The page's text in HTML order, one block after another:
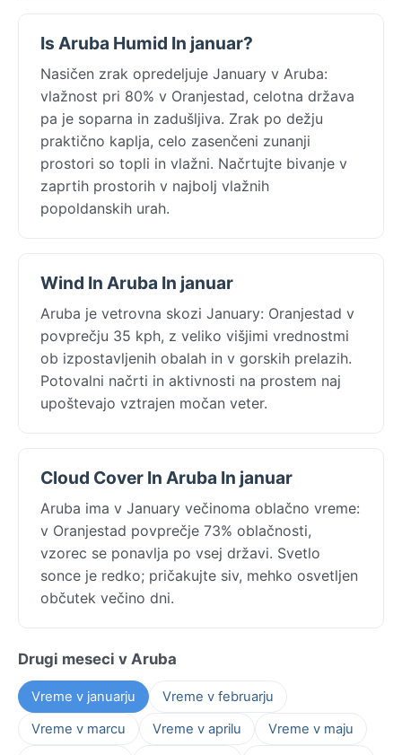
Is Aruba Humid In januar?
Nasičen zrak opredeljuje January v Aruba:
vlažnost pri 80% v Oranjestad, celotna država
pa je soparna in zadušljiva. Zrak po dežju
praktično kaplja, celo zasenčeni zunanji
prostori so topli in vlažni. Načrtujte bivanje v
zaprtih prostorih v najbolj vlažnih
popoldanskih urah.
Wind In Aruba In januar
Aruba je vetrovna skozi January: Oranjestad v
povprečju 35 kph, z veliko višjimi vrednostmi
ob izpostavljenih obalah in v gorskih prelazih.
Potovalni načrti in aktivnosti na prostem naj
upoštevajo vztrajen močan veter.
Cloud Cover In Aruba In januar
Aruba ima v January večinoma oblačno vreme:
v Oranjestad povprečje 73% oblačnosti,
vzorec se ponavlja po vsej državi. Svetlo
sonce je redko; pričakujte siv, mehko osvetljen
občutek večino dni.
Drugi meseci v Aruba
Vreme v januarju
Vreme v februarju
Vreme v marcu
Vreme v aprilu
Vreme v maju